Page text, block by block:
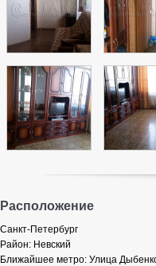
Расположение
Санкт-Петербург
Район: Невский
Ближайшее метро: Улица